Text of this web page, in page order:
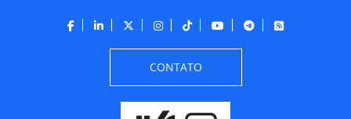
CONTATO